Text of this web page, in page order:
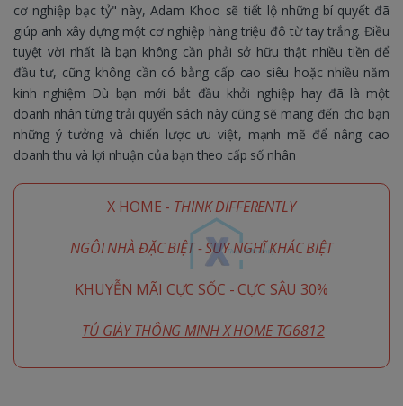
cơ nghiệp bạc tỷ" này, Adam Khoo sẽ tiết lộ những bí quyết đã
giúp anh xây dựng một cơ nghiệp hàng triệu đô từ tay trắng. Điều
tuyệt vời nhất là bạn không cần phải sở hữu thật nhiều tiền để
đầu tư, cũng không cần có bằng cấp cao siêu hoặc nhiều năm
kinh nghiệm Dù bạn mới bắt đầu khởi nghiệp hay đã là một
doanh nhân từng trải quyển sách này cũng sẽ mang đến cho bạn
những ý tưởng và chiến lược ưu việt, mạnh mẽ để nâng cao
doanh thu và lợi nhuận của bạn theo cấp số nhân
X HOME - THINK DIFFERENTLY
NGÔI NHÀ ĐẶC BIỆT - SUY NGHĨ KHÁC BIỆT
KHUYỄN MÃI CỰC SỐC - CỰC SÂU 30%
TỦ GIÀY THÔNG MINH X HOME TG6812